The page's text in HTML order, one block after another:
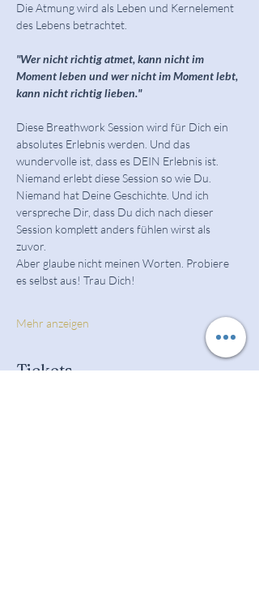
Die Atmung wird als Leben und Kernelement
des Lebens betrachtet.
"Wer nicht richtig atmet, kann nicht im
Moment leben und wer nicht im Moment lebt,
kann nicht richtig lieben."
Diese Breathwork Session wird für Dich ein
absolutes Erlebnis werden. Und das
wundervolle ist, dass es DEIN Erlebnis ist.
Niemand erlebt diese Session so wie Du.
Niemand hat Deine Geschichte. Und ich
verspreche Dir, dass Du dich nach dieser
Session komplett anders fühlen wirst als
zuvor.
Aber glaube nicht meinen Worten. Probiere
es selbst aus! Trau Dich!
Mehr anzeigen
Tickets